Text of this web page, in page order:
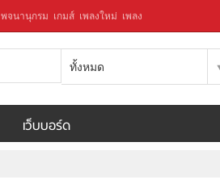
พจนานุกรม เกมส์ เพลงใหม่ เพลง
ทั้งหมด
เว็บบอร์ด